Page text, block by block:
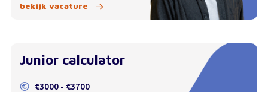
bekijk vacature
Junior calculator
€3000 - €3700